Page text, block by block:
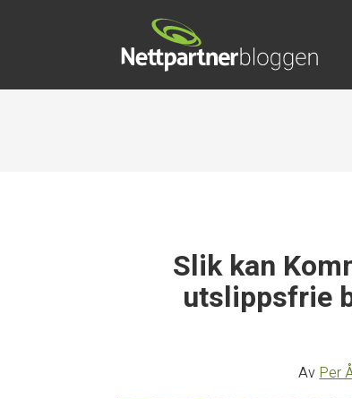
Slik kan
utslippsfrie
Av Per